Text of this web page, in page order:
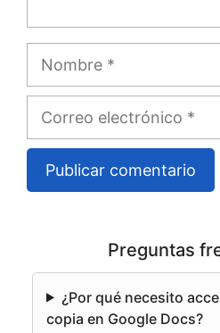
Correo
electrónico
Preguntas
¿Por qué necesito
copia en Google Docs?